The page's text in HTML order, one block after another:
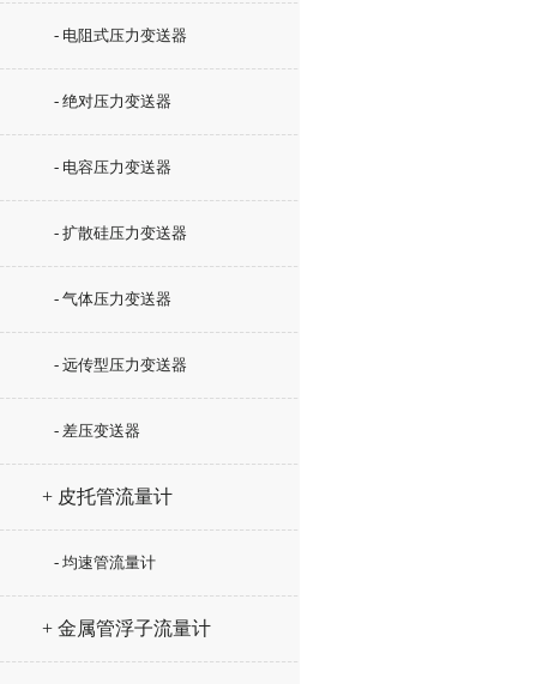
- 电阻式压力变送器
- 绝对压力变送器
- 电容压力变送器
- 扩散硅压力变送器
- 气体压力变送器
- 远传型压力变送器
- 差压变送器
+ 皮托管流量计
- 均速管流量计
+ 金属管浮子流量计